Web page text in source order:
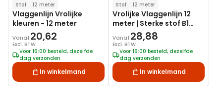
Stof 12 meter
Vlaggenlijn Vrolijke
kleuren - 12 meter
Vanaf 20,62
Excl. BTW
Voor 16:00 besteld, dezelfde
dag verzonden
In winkelmand
Stof 12 meter
Vrolijke Vlaggenlijn 12
meter | Sterke stof B1
Brandvertragend
Vanaf 28,88
Excl. BTW
Voor 16:00 besteld, dezelfde
dag verzonden
In winkelmand